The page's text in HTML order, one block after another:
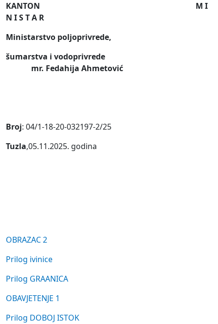
KANTON
M I
N I S T A R
Ministarstvo poljoprivrede,
šumarstva i vodoprivrede
mr. Fedahija Ahmetović
Broj: 04/1-18-20-032197-2/25
Tuzla,05.11.2025. godina
OBRAZAC 2
Prilog ivinice
Prilog GRAANICA
OBAVJETENJE 1
Prilog DOBOJ ISTOK